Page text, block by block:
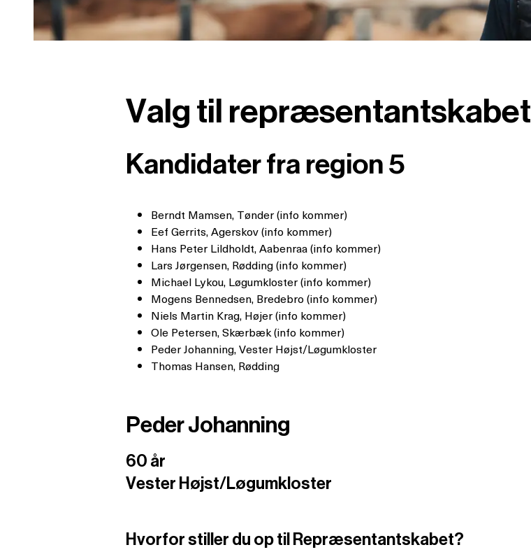
Valg til repræsentantskabet
Kandidater fra region 5
Berndt Mamsen, Tønder (info kommer)
Eef Gerrits, Agerskov (info kommer)
Hans Peter Lildholdt, Aabenraa (info kommer)
Lars Jørgensen, Rødding (info kommer)
Michael Lykou, Løgumkloster (info kommer)
Mogens Bennedsen, Bredebro (info kommer)
Niels Martin Krag, Højer (info kommer)
Ole Petersen, Skærbæk (info kommer)
Peder Johanning, Vester Højst/Løgumkloster
Thomas Hansen, Rødding
Peder Johanning
60 år
Vester Højst/Løgumkloster
Hvorfor stiller du op til Repræsentantskabet?